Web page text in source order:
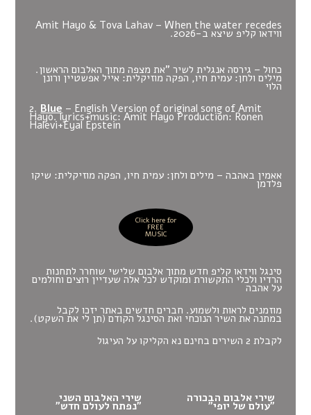
Amit Hayo & Tova Lahav – When the water recedes
ווידאו קליפ שיצא ב-2026.
סינגל ווידאו קליפ חדש מתוך אלבום שלישי שוחרר לתחנות
הרדיו ולכלי התקשורת ומוקדש לכל אלה שעדיין רוצים וחולמים
על אהבה
מוזמנים לראות ולשמוע. חברים חדשים באתר יזכו לקבל
במתנה את השיר הנוכחי ואת הסינגל הקודם (תן לי את השקט).
לקבלת 2 השירים בחינם נא הקליקו על העיגול
שירי אלבום הבכורה
"עולם של יופי"
שירי האלבום השני
"נפתח לעולם חדש"
אאמין באהבה – מילים ולחן: עמית חיו, הפקה מוזיקלית: שיקו
פלדמן
Click here for
FREE
MUSIC
כחול – גירסה אנגלית לשיר "את מצפה מתוך האלבום הראשון.
מילים ולחן: עמית חיו, הפקה מוזיקלית: אייל אפשטיין ורונן
הלוי
2. Blue – English Version of original song of Amit
Hayo. lyrics+music: Amit Hayo Production: Ronen
Halevi+Eyal Epstein